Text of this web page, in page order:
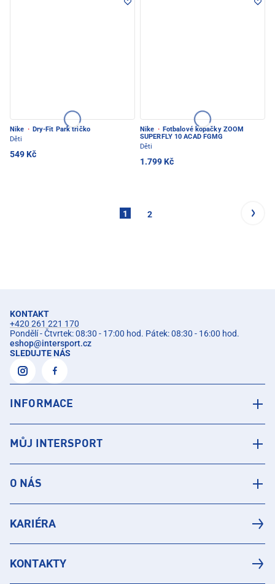
Nike · Dry-Fit Park tričko
Děti
549 Kč
Nike · Fotbalové kopačky ZOOM
SUPERFLY 10 ACAD FGMG
Děti
1.799 Kč
1 2
KONTAKT
+420 261 221 170
Pondělí - Čtvrtek: 08:30 - 17:00 hod. Pátek: 08:30 - 16:00 hod.
eshop@intersport.cz
SLEDUJTE NÁS
INFORMACE
MŮJ INTERSPORT
O NÁS
KARIÉRA
KONTAKTY